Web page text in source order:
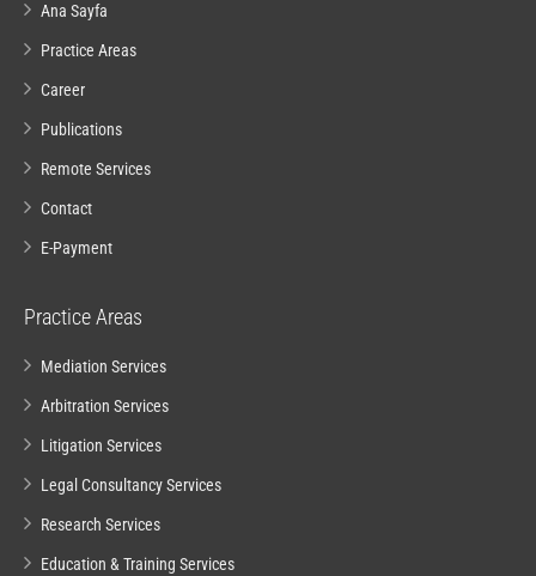
Ana Sayfa
Practice Areas
Career
Publications
Remote Services
Contact
E-Payment
Practice Areas
Mediation Services
Arbitration Services
Litigation Services
Legal Consultancy Services
Research Services
Education & Training Services